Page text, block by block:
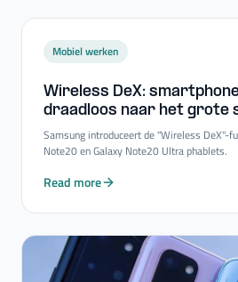
Mobiel werken
Wireless DeX:
draadloos naar het grote
Samsung introduceert de "Wireless DeX"-
Note20 en Galaxy Note20 Ultra phablets.
Read more